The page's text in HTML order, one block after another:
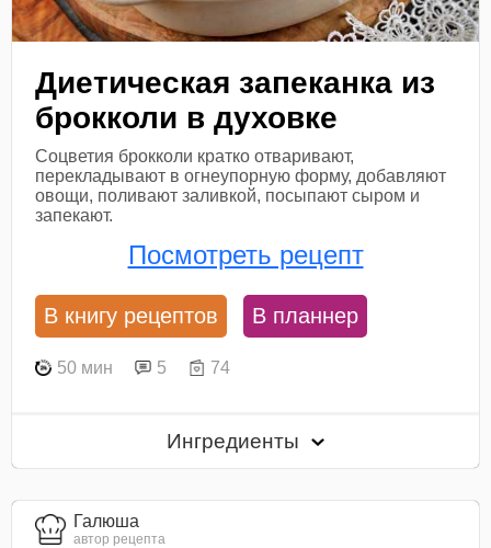
Диетическая запеканка из
брокколи в духовке
Соцветия брокколи кратко отваривают,
перекладывают в огнеупорную форму, добавляют
овощи, поливают заливкой, посыпают сыром и
запекают.
Посмотреть рецепт
В книгу рецептов В планнер
50 мин 5 74
Ингредиенты
Галюша
автор рецепта